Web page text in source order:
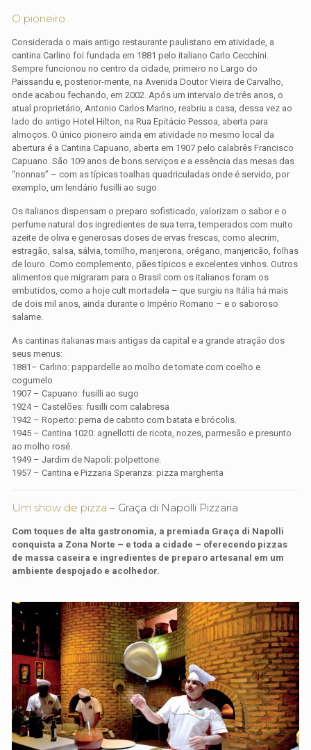
O pioneiro
Considerada o mais antigo restaurante paulistano em atividade, a
cantina Carlino foi fundada em 1881 pelo italiano Carlo Cecchini.
Sempre funcionou no centro da cidade, primeiro no Largo do
Paissandu e, posterior-mente, na Avenida Doutor Vieira de Carvalho,
onde acabou fechando, em 2002. Após um intervalo de três anos, o
atual proprietário, Antonio Carlos Marino, reabriu a casa, dessa vez ao
lado do antigo Hotel Hilton, na Rua Epitácio Pessoa, aberta para
almoços. O único pioneiro ainda em atividade no mesmo local da
abertura é a Cantina Capuano, aberta em 1907 pelo calabrês Francisco
Capuano. São 109 anos de bons serviços e a essência das mesas das
“nonnas” – com as típicas toalhas quadriculadas onde é servido, por
exemplo, um lendário fusilli ao sugo.
Os italianos dispensam o preparo sofisticado, valorizam o sabor e o
perfume natural dos ingredientes de sua terra, temperados com muito
azeite de oliva e generosas doses de ervas frescas, como alecrim,
estragão, salsa, sálvia, tomilho, manjerona, orégano, manjericão, folhas
de louro. Como complemento, pães típicos e excelentes vinhos. Outros
alimentos que migraram para o Brasil com os italianos foram os
embutidos, como a hoje cult mortadela – que surgiu na Itália há mais
de dois mil anos, ainda durante o Império Romano – e o saboroso
salame.
As cantinas italianas mais antigas da capital e a grande atração dos
seus menus:
1881– Carlino: pappardelle ao molho de tomate com coelho e
cogumelo
1907 – Capuano: fusilli ao sugo
1924 – Castelões: fusilli com calabresa
1942 – Roperto: perna de cabrito com batata e brócolis.
1945 – Cantina 1020: agnellotti de ricota, nozes, parmesão e presunto
ao molho rosé.
1949 – Jardim de Napoli: polpettone.
1957 – Cantina e Pizzaria Speranza: pizza margherita
Um show de pizza – Graça di Napolli Pizzaria
Com toques de alta gastronomia, a premiada Graça di Napolli
conquista a Zona Norte – e toda a cidade – oferecendo pizzas
de massa caseira e ingredientes de preparo artesanal em um
ambiente despojado e acolhedor.